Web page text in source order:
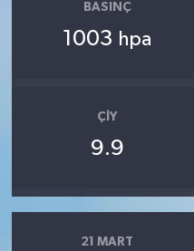
BASINÇ
1003 hpa
ÇIY
9.9
21 MART